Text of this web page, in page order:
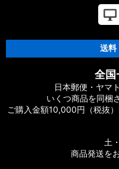
送料
全国
日本郵便・ヤマ
いくつ商品を同梱
ご購入金額10,000円（税抜
土
商品発送を